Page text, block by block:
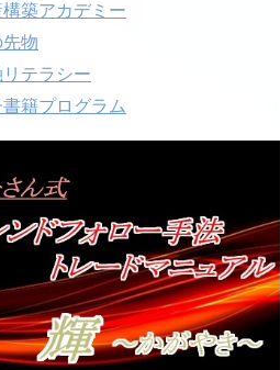
構築アカデミー
物
テラシー
書籍プログラム